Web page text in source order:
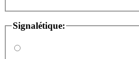
Signalétique: